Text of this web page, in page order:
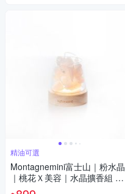
精油可選
Montagnemini富士山｜粉水晶
｜桃花Ｘ美容｜水晶擴香組 精
油可選